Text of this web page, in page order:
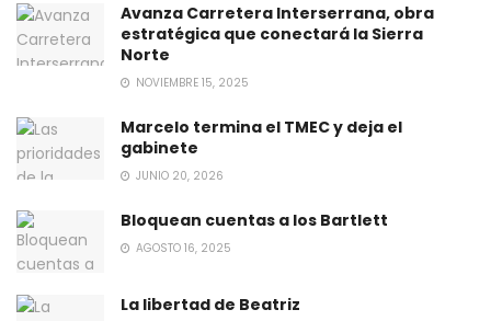
Avanza Carretera Interserrana, obra
estratégica que conectará la Sierra
Norte
NOVIEMBRE 15, 2025
Marcelo termina el TMEC y deja el
gabinete
JUNIO 20, 2026
Bloquean cuentas a los Bartlett
AGOSTO 16, 2025
La libertad de Beatriz